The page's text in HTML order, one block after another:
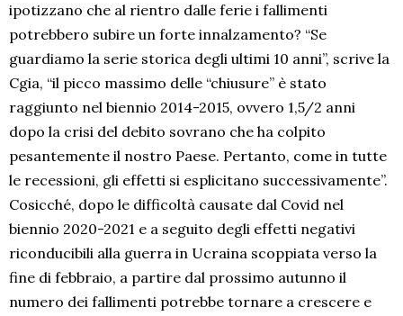
ipotizzano che al rientro dalle ferie i fallimenti
potrebbero subire un forte innalzamento? “Se
guardiamo la serie storica degli ultimi 10 anni”, scrive la
Cgia, “il picco massimo delle “chiusure” è stato
raggiunto nel biennio 2014-2015, ovvero 1,5/2 anni
dopo la crisi del debito sovrano che ha colpito
pesantemente il nostro Paese. Pertanto, come in tutte
le recessioni, gli effetti si esplicitano successivamente”.
Cosicché, dopo le difficoltà causate dal Covid nel
biennio 2020-2021 e a seguito degli effetti negativi
riconducibili alla guerra in Ucraina scoppiata verso la
fine di febbraio, a partire dal prossimo autunno il
numero dei fallimenti potrebbe tornare a crescere e